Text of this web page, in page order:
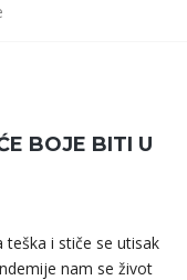
BOJE BITI U
i stiče se utisak
nam se život